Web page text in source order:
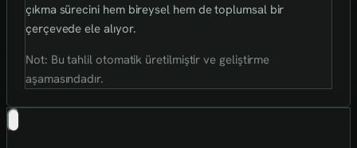
çıkma sürecini hem bireysel hem de toplumsal bir
çerçevede ele alıyor.
Not: Bu tahlil otomatik üretilmiştir ve geliştirme
aşamasındadır.